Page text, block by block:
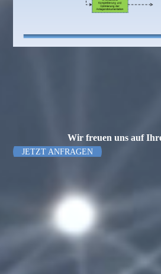
Wir freuen uns auf
JETZT ANFRAGEN